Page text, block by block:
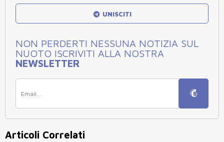
UNISCITI
NON PERDERTI NESSUNA NOTIZIA SUL
NUOTO ISCRIVITI ALLA NOSTRA
NEWSLETTER
Articoli Correlati